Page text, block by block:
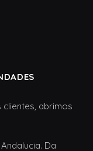
abrimos
Da